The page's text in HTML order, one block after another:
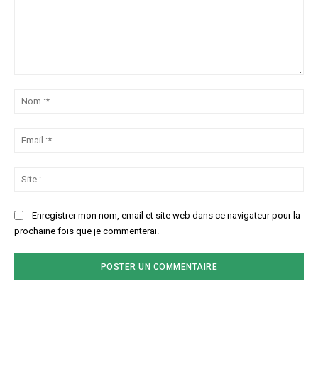
Enregistrer mon nom, email et site web dans ce navigateur pour la
prochaine fois que je commenterai.